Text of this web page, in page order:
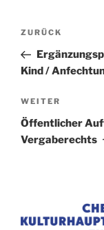
Vorheriger
Beitrag
ZURÜCK
Kind /
Nächster
Beitrag
WEITER
Öffentlicher
Vergaberechts